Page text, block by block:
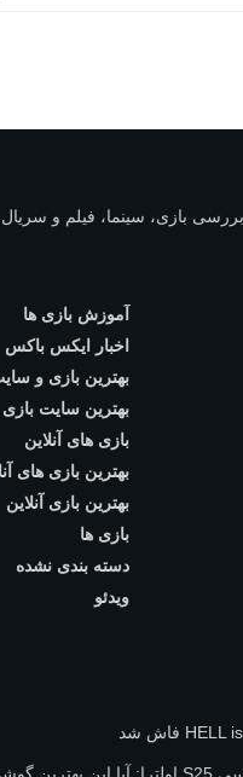
آموزش بازی ها
اخبار ایکس باکس
بهترین بازی و
بهترین سایت بازی
بازی های آنلاین
بهترین بازی های
بهترین بازی آنلاین
بازی ها
دسته بندی نشده
ویدئو